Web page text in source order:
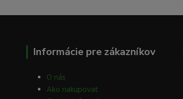
Informácie pre zákazníkov
O nás
Ako nakupovať